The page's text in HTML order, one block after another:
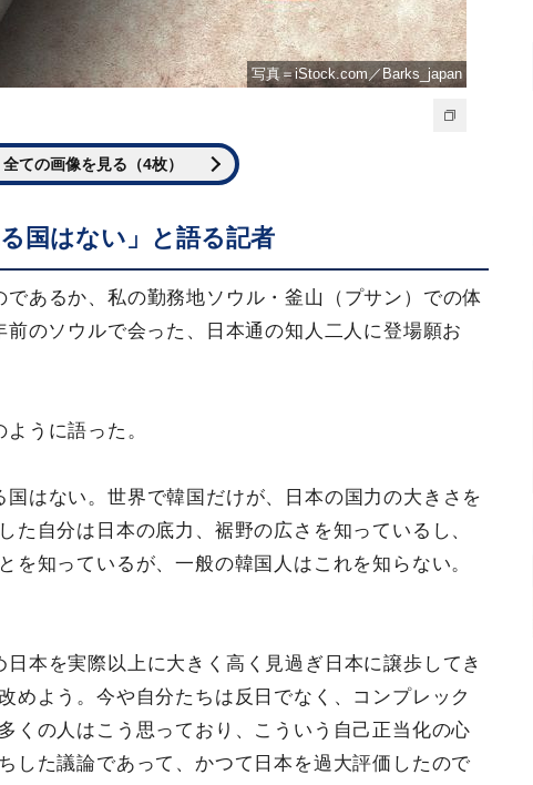
写真＝iStock.com／Barks_japan
全ての画像を見る（4枚）
国はない」と語る記者
あるか、私の勤務地ソウル・釜山（プサン）での体
のソウルで会った、日本通の知人二人に登場願お
うに語った。
国はない。世界で韓国だけが、日本の国力の大きさを
た自分は日本の底力、裾野の広さを知っているし、
を知っているが、一般の韓国人はこれを知らない。
日本を実際以上に大きく高く見過ぎ日本に譲歩してき
めよう。今や自分たちは反日でなく、コンプレック
の人はこう思っており、こういう自己正当化の心
した議論であって、かつて日本を過大評価したので